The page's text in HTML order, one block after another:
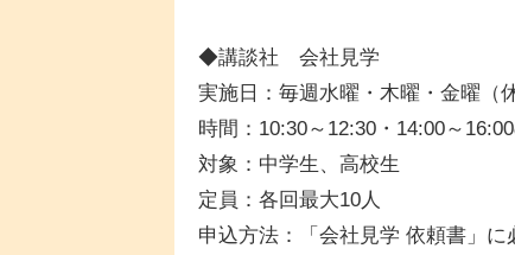
◆講談社 会社見学
実施日：毎週水曜・木曜・金曜（
時間：10:30～12:30・14:00～
対象：中学生、高校生
定員：各回最大10人
申込方法：「会社見学 依頼書」